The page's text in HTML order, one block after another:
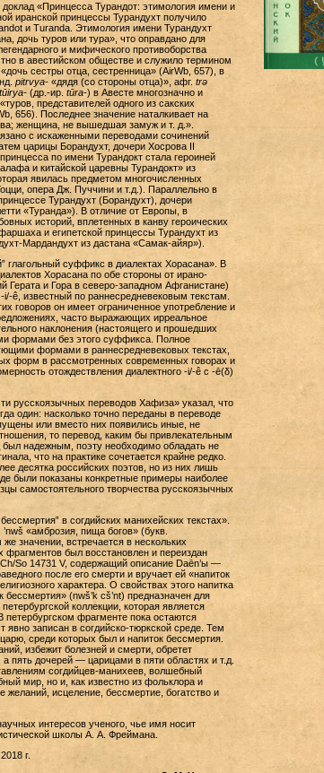
«Принцесса Турандот: этимология имени и
иранской принцессы Турандухт получило
и Turanda. Этимология имени Турандухт
дочь туров или тура», что оправдано для
и мифического противоборства
в авестийском обществе и служило термином
сестры отца, сестренница» (AirWb, 657), в
pitrvya- «дядя (со стороны отца)», афг. trә
tūirya-(др.-ир. tūra-) в Авесте многозначно и
представителей одного из сакских
656). Последнее значение наталкивает на
женщина, не вышедшая замуж и т. д.».
с искаженными переводами сочинений
царицы Борандухт, дочери Хосрова II
по имени Турандокт стала героиней
и китайской царевны Турандокт» из
явилась предметом многочисленных
опера Дж. Пуччини и т.д.). Параллельно в
Турандухт (Борандухт), дочери
«Туранда»). В отличие от Европы, в
историй, вплетенных в канву героических
и египетской принцессы Турандухт из
Мардандухт из дастана «Самак-айяр»).
глагольный суффикс в диалектах Хорасана». В
Хорасана по обе стороны от ирано-
Герата и Гора в северо-западном Афганистане)
ê, известный по раннесредневековым текстам.
говоров он имеет ограниченное употребление и
часто выражающих ирреальное
наклонения (настоящего и прошедших
формами без этого суффикса. Полное
формами в раннесредневековых текстах,
форм в рассмотренных современных говорах и
отождествления диалектного -i/-ê с -ē(δ)
русскоязычных переводов Хафиза» указал, что
один: насколько точно переданы в переводе
или вместо них появились иные, не
то перевод, каким бы привлекательным
надежным, поэту необходимо обладать не
что на практике сочетается крайне редко.
десятка российских поэтов, но из них лишь
были показаны конкретные примеры наиболее
самостоятельного творчества русскоязычных
в согдийских манихейских текстах».
«амброзия, пища богов» (букв.
значении, встречается в нескольких
был восстановлен и переиздан
So 14731 V, содержащий описание Daēn’ы —
после его смерти и вручает ей «напиток
характера. О свойствах этого напитка
бессмертия» (nwš’k cš’nt) предназначен для
коллекции, которая является
фрагменте пока остаются
явно записан в согдийско-тюркской среде. Тем
среди которых был и напиток бессмертия.
избежит болезней и смерти, обретет
пять дочерей — царицами в пяти областях и т.д.
согдийцев-манихеев, волшебный
мир, но и, как известно из фольклора и
исцеление, бессмертие, богатство и
интересов ученого, чье имя носит
школы А. А. Фреймана.
г.